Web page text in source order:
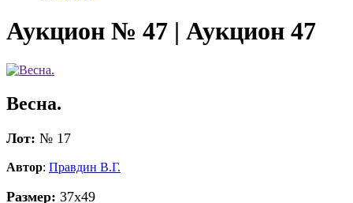
Аукцион № 47 | Аукцион 47
Весна.
Лот: № 17
Автор: Правдин В.Г.
Размер: 37х49